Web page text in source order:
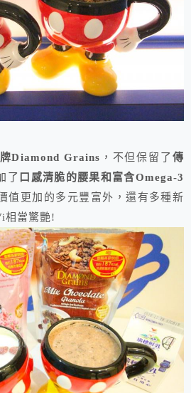
Diamond Grains ，不但保留了 傳
了 口感清脆的腰果和富含Omega-3
值更加的多元豐富外，還有多種新
相當驚艷!